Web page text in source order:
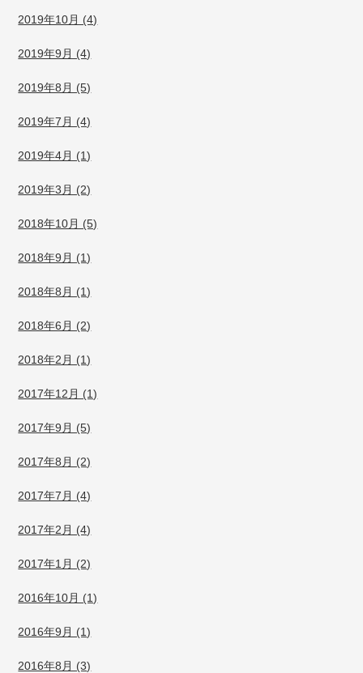
2019年10月 (4)
2019年9月 (4)
2019年8月 (5)
2019年7月 (4)
2019年4月 (1)
2019年3月 (2)
2018年10月 (5)
2018年9月 (1)
2018年8月 (1)
2018年6月 (2)
2018年2月 (1)
2017年12月 (1)
2017年9月 (5)
2017年8月 (2)
2017年7月 (4)
2017年2月 (4)
2017年1月 (2)
2016年10月 (1)
2016年9月 (1)
2016年8月 (3)